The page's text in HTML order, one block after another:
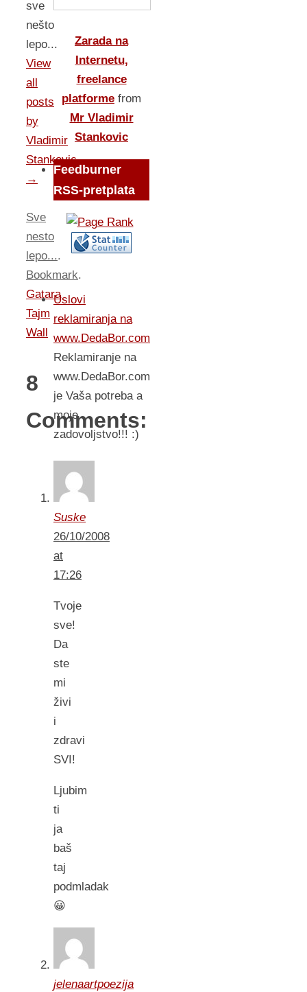
sve
nešto
lepo...
View
all
posts
by
Vladimir
Stankovic
→
Sve
nesto
lepo....
Bookmark.
Gatara
Tajm
Wall
8
Comments:
Suske
26/10/2008
at
17:26
Tvoje
sve!
Da
ste
mi
živi
i
zdravi
SVI!
Ljubim
ti
ja
baš
taj
podmladak
😀
jelenaartpoezija
Zarada na
Internetu,
freelance
platforme from
Mr Vladimir
Stankovic
Feedburner
RSS-pretplata
Uslovi
reklamiranja na
www.DedaBor.com
Reklamiranje na
www.DedaBor.com
je Vaša potreba a
moje
zadovoljstvo!!! :)